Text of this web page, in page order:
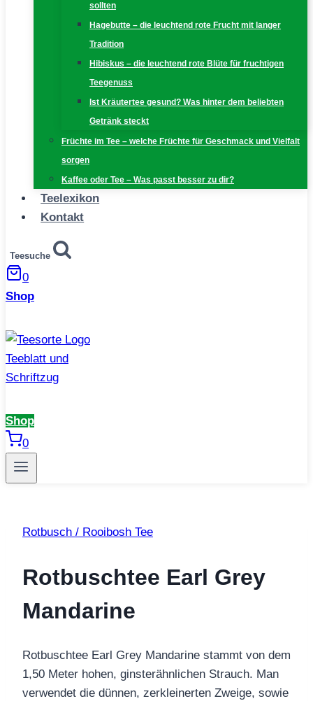
sollten
Hagebutte – die leuchtend rote Frucht mit langer
Tradition
Hibiskus – die leuchtend rote Blüte für fruchtigen
Teegenuss
Ist Kräutertee gesund? Was hinter dem beliebten
Getränk steckt
Früchte im Tee – welche Früchte für Geschmack und Vielfalt
sorgen
Kaffee oder Tee – Was passt besser zu dir?
Teelexikon
Kontakt
Teesuche
0
Shop
Shop
0
Rotbusch / Rooibosh Tee
Rotbuschtee Earl Grey
Mandarine
Rotbuschtee Earl Grey Mandarine stammt von dem
1,50 Meter hohen, ginsterähnlichen Strauch. Man
verwendet die dünnen, zerkleinerten Zweige, sowie